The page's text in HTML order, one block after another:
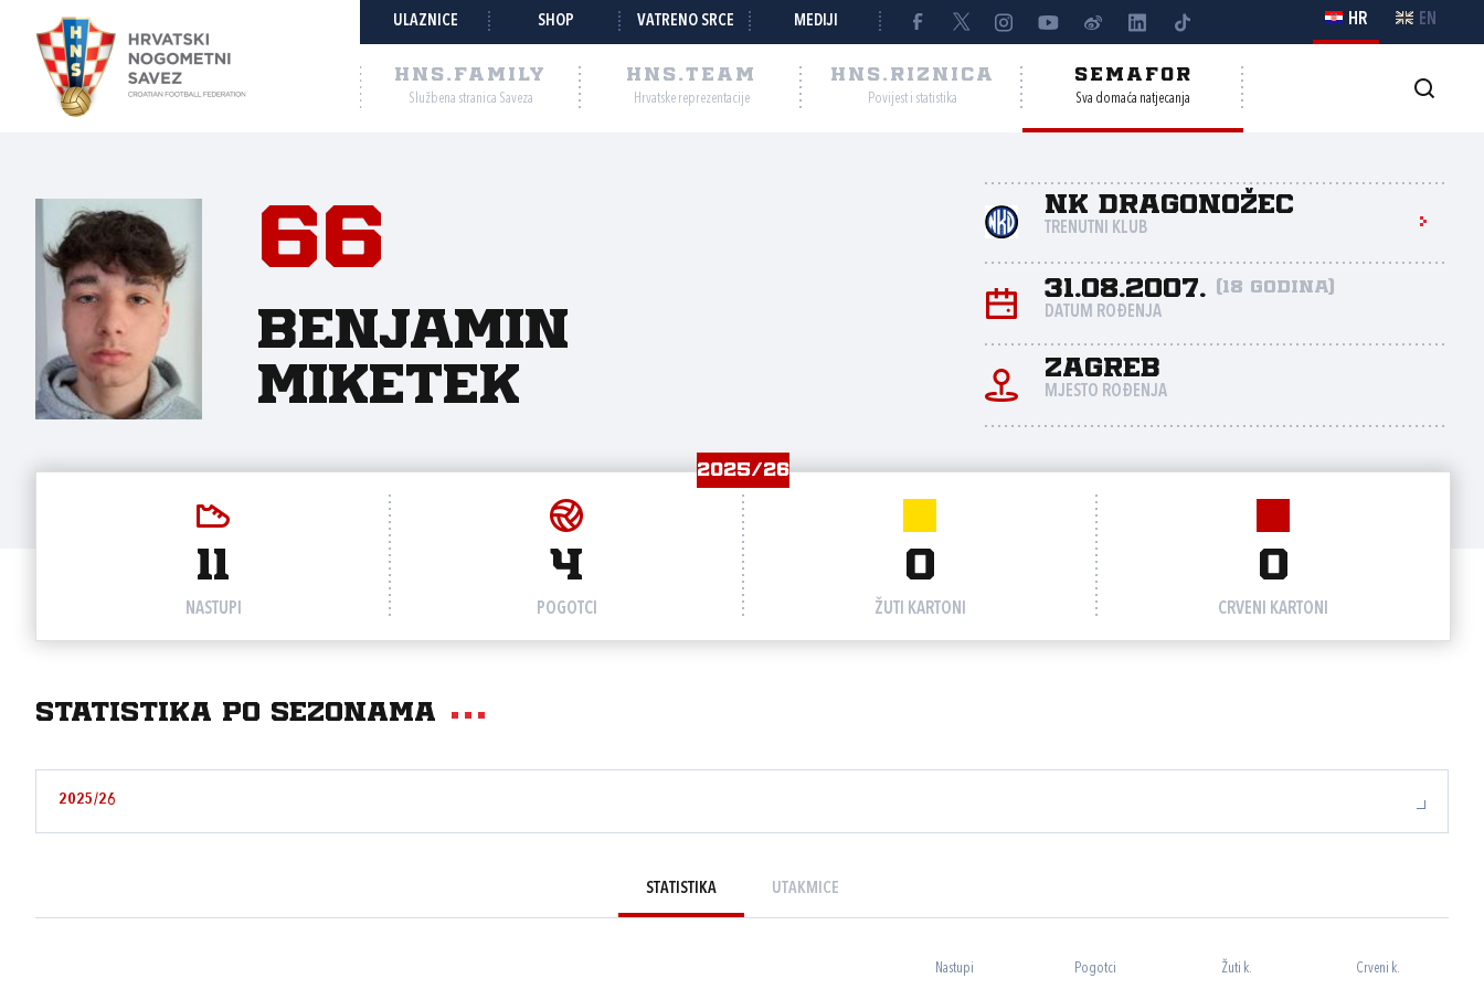
ULAZNICE SHOP VATRENO SRCE MEDIJI HR EN
HNS.FAMILY
Službena stranica Saveza
HNS.TEAM
Hrvatske reprezentacije
HNS.RIZNICA
Povijest i statistika
SEMAFOR
Sva domaća natjecanja
66
Benjamin
Miketek
NK Dragonožec
TRENUTNI KLUB
31.08.2007. (18 godina)
DATUM ROĐENJA
Zagreb
MJESTO ROĐENJA
2025/26
11
NASTUPI
4
POGOTCI
0
ŽUTI KARTONI
0
CRVENI KARTONI
Statistika po sezonama
2025/26
STATISTIKA UTAKMICE
Nastupi Pogotci Žuti k. Crveni k.